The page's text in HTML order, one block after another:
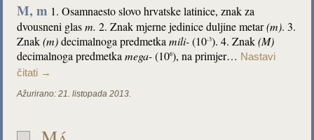
M, m 1. Osamnaesto slovo hrvatske latinice, znak za
dvousneni glasm.2. Znak mjerne jedinice duljine metar(m). 3.
Znak(m)decimalnoga predmetkamili-(10-3). 4. Znak(M)
decimalnoga predmetkamega-(106), na primjer… Nastavi
čitati →
Ažurirano: 21. listopada 2013.